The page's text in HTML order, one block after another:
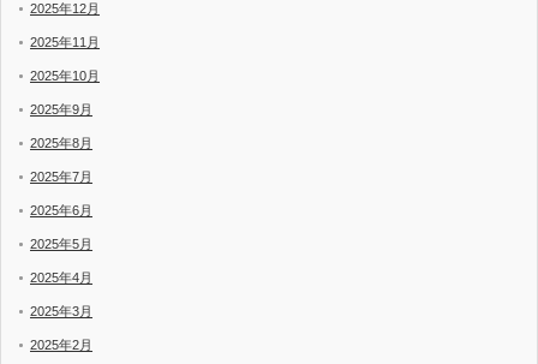
2025年12月
2025年11月
2025年10月
2025年9月
2025年8月
2025年7月
2025年6月
2025年5月
2025年4月
2025年3月
2025年2月